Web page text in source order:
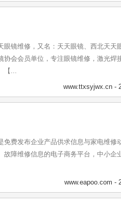
眼镜维修，又名：天天眼镜、西北天天
协会会员单位，专注眼镜维修，激光焊
【...
www.ttxsyjwx.cn -
免费发布企业产品供求信息与家电维修
故障维修信息的电子商务平台，中小企
www.eapoo.com -